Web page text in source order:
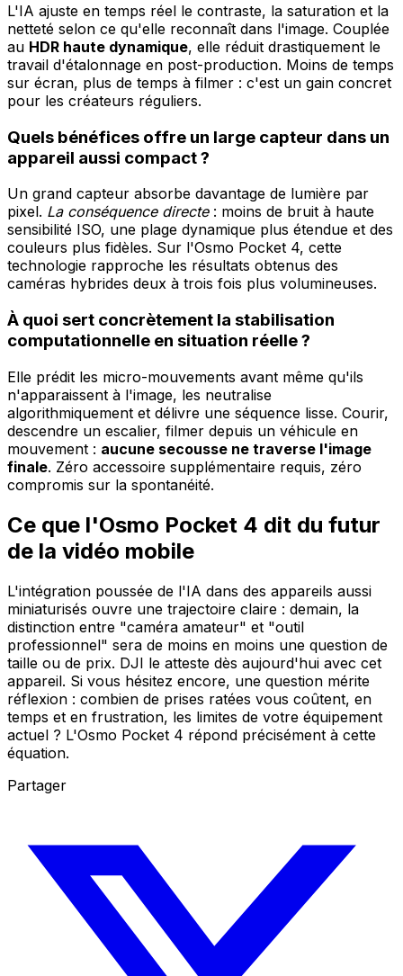
L'IA ajuste en temps réel le contraste, la saturation et la
netteté selon ce qu'elle reconnaît dans l'image. Couplée
au HDR haute dynamique, elle réduit drastiquement le
travail d'étalonnage en post-production. Moins de temps
sur écran, plus de temps à filmer : c'est un gain concret
pour les créateurs réguliers.
Quels bénéfices offre un large capteur dans un
appareil aussi compact ?
Un grand capteur absorbe davantage de lumière par
pixel. La conséquence directe: moins de bruit à haute
sensibilité ISO, une plage dynamique plus étendue et des
couleurs plus fidèles. Sur l'Osmo Pocket 4, cette
technologie rapproche les résultats obtenus des
caméras hybrides deux à trois fois plus volumineuses.
À quoi sert concrètement la stabilisation
computationnelle en situation réelle ?
Elle prédit les micro-mouvements avant même qu'ils
n'apparaissent à l'image, les neutralise
algorithmiquement et délivre une séquence lisse. Courir,
descendre un escalier, filmer depuis un véhicule en
mouvement : aucune secousse ne traverse l'image
finale. Zéro accessoire supplémentaire requis, zéro
compromis sur la spontanéité.
Ce que l'Osmo Pocket 4 dit du futur
de la vidéo mobile
L'intégration poussée de l'IA dans des appareils aussi
miniaturisés ouvre une trajectoire claire : demain, la
distinction entre "caméra amateur" et "outil
professionnel" sera de moins en moins une question de
taille ou de prix. DJI le atteste dès aujourd'hui avec cet
appareil. Si vous hésitez encore, une question mérite
réflexion : combien de prises ratées vous coûtent, en
temps et en frustration, les limites de votre équipement
actuel ? L'Osmo Pocket 4 répond précisément à cette
équation.
Partager